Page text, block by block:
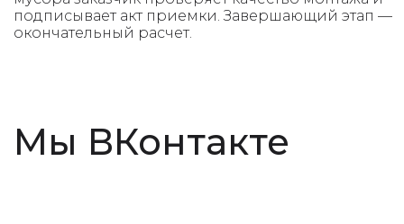
Мы ВКонтакте